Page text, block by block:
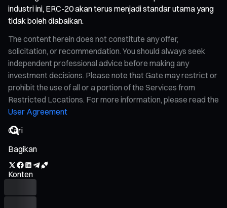
industri ini, ERC-20 akan terus menjadi standar utama yang
tidak boleh diabaikan.
The content herein does not constitute any offer,
solicitation, or recommendation. You should always seek
independent professional advice before making any
investment decisions. Please note that Gate may restrict or
prohibit the use of all or a portion of the Services from
Restricted Locations. For more information, please read the
User Agreement
Bagikan
Konten